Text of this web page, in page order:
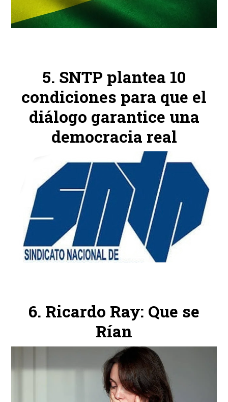
SNTP plantea 10
condiciones para que el
diálogo garantice una
democracia real
Ricardo Ray: Que se
Rían